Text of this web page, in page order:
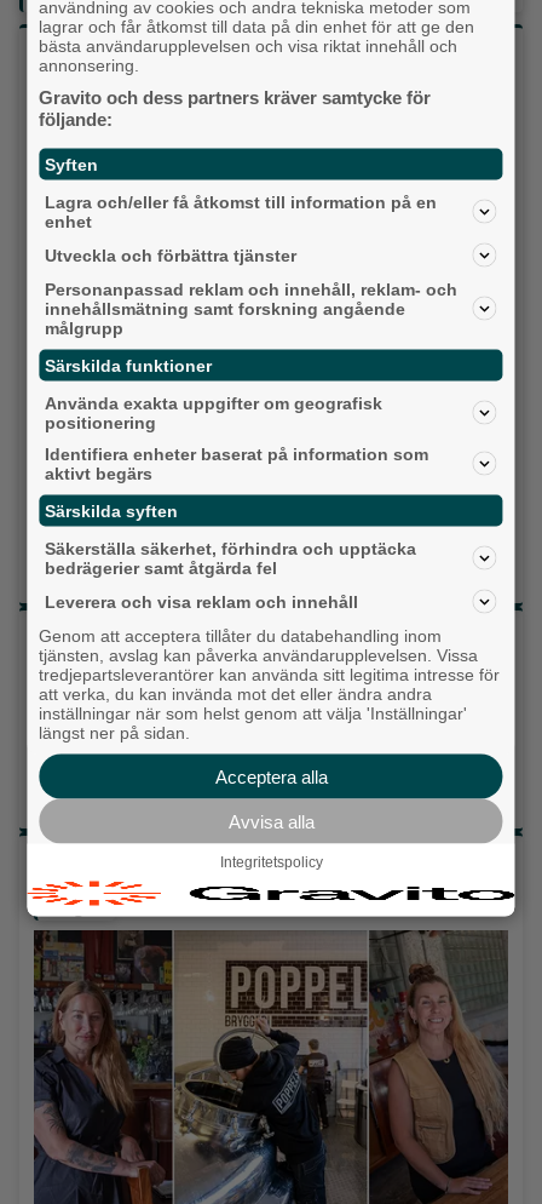
Vilket parti skulle du rösta på om det var val
Socialdemokraterna
Moderaterna
Vänsterpartiet
Sverigedemokraterna
Miljöpartiet
Kristdemokraterna
Centerpartiet
Liberalerna
Vet ej
Topp tre denna veckan
Fastighetsägarna vill ha ny hyresmodell –
Hyresgästföreningen kritiska
Då börjar tågen rulla igen: ”Vi ligger bra i fas”
Ny pastor i Equmeniakyrkan Långared
Senaste artiklarna
Alingsås
användning av cookies och andra tekniska metoder som
lagrar och får åtkomst till data på din enhet för att ge den
bästa användarupplevelsen och visa riktat innehåll och
annonsering.
Gravito och dess partners kräver samtycke för
följande:
Syften
Lagra och/eller få åtkomst till information på en
enhet
Utveckla och förbättra tjänster
Personanpassad reklam och innehåll, reklam- och
innehållsmätning samt forskning angående
målgrupp
Särskilda funktioner
Använda exakta uppgifter om geografisk
positionering
Identifiera enheter baserat på information som
aktivt begärs
Särskilda syften
Säkerställa säkerhet, förhindra och upptäcka
bedrägerier samt åtgärda fel
Leverera och visa reklam och innehåll
Genom att acceptera tillåter du databehandling inom
tjänsten, avslag kan påverka användarupplevelsen. Vissa
tredjepartsleverantörer kan använda sitt legitima intresse för
att verka, du kan invända mot det eller ändra andra
inställningar när som helst genom att välja 'Inställningar'
längst ner på sidan.
Acceptera alla
Avvisa alla
Integritetspolicy